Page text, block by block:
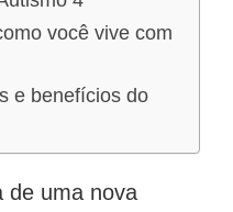
você vive com
e benefícios do
de uma nova